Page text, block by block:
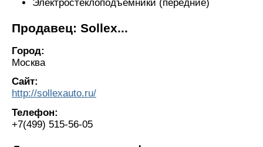
Электростеклоподъемники (передние)
Продавец: Sollex...
Город:
Москва
Сайт:
http://sollexauto.ru/
Телефон:
+7(499) 515-56-05